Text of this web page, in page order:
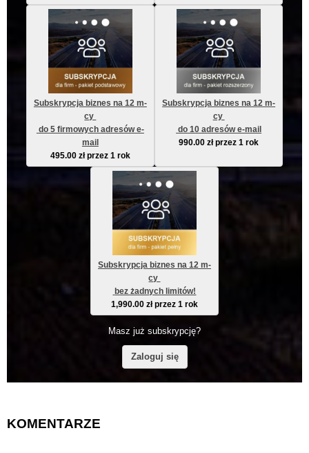
Subskrypcja biznes na 12 m-
cy
mail
495.00 zł przez 1 rok
Subskrypcja biznes na 12 m-
cy
do 10 adresów e-mail
990.00zł przez 1 rok
Subskrypcja biznes na 12 m-
cy
bez żadnych limitów!
1,990.00 zł przez 1 rok
Masz już subskrypcję?
Zaloguj się
KOMENTARZE